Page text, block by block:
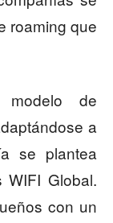
roaming que
de
a
se plantea
Global.
con un